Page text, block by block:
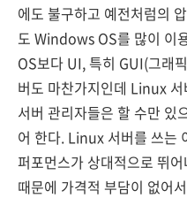
에도 불구하고 예전처럼의
도 Windows OS를 많이 이
OS보다 UI, 특히 GUI(그래
버도 마찬가지인데 Linux
서버 관리자들은 할 수만
어 한다. Linux 서버를 쓰는
퍼포먼스가 상대적으로 뛰
때문에 가격적 부담이 없어